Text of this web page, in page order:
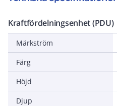
Kraftfördelningsenhet (PDU)
Märkström
Färg
Höjd
Djup